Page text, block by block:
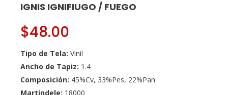
IGNIS IGNIFIUGO / FUEGO
$48.00
Tipo de Tela: Vinil
Ancho de Tapiz: 1.4
Composición: 45%Cv, 33%Pes, 22%Pan
Martindele: 18000